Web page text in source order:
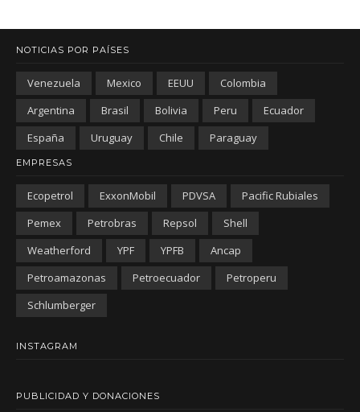
NOTICIAS POR PAÍSES
Venezuela Mexico EEUU
Colombia
Argentina
Brasil Bolivia Peru
Ecuador
España
Uruguay Chile Paraguay
EMPRESAS
Ecopetrol ExxonMobil PDVSA
Pacific Rubiales
Pemex
Petrobras Repsol
Shell
Weatherford
YPF YPFB
Ancap
Petroamazonas
Petroecuador
Petroperu
Schlumberger
INSTAGRAM
PUBLICIDAD Y DONACIONES